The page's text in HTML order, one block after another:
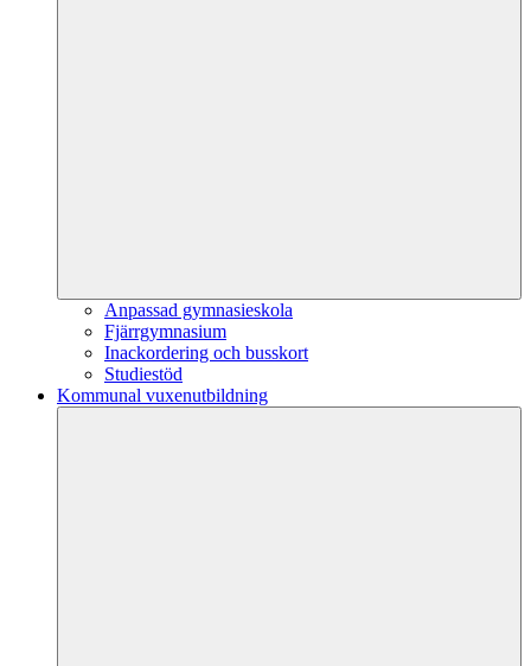
Anpassad gymnasieskola
Fjärrgymnasium
Inackordering och busskort
Studiestöd
Kommunal vuxenutbildning